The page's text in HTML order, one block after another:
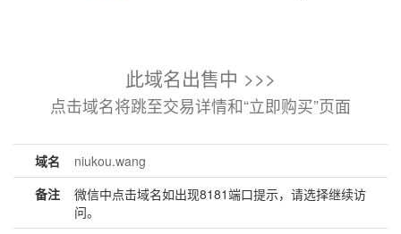
此域名出售中 >>>
点击域名将跳至交易详情和“立即购买”页面
域名
niukou.wang
备注
微信中点击域名如出现8181端口提示，请选择继续访
问。